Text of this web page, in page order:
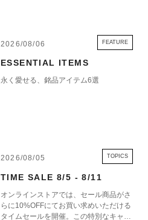
2026/08/06 FEATURE
ESSENTIAL ITEMS
永く愛せる、銘品アイテム6選
2026/08/05 TOPICS
TIME SALE 8/5 - 8/11
オンラインストアでは、セール商品がさ
らに10%OFFにてお買い求めいただける
タイムセールを開催。この特別なキャン